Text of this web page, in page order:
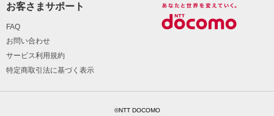
お客さまサポート
FAQ
お問い合わせ
サービス利用規約
特定商取引法に基づく表示
©NTT DOCOMO